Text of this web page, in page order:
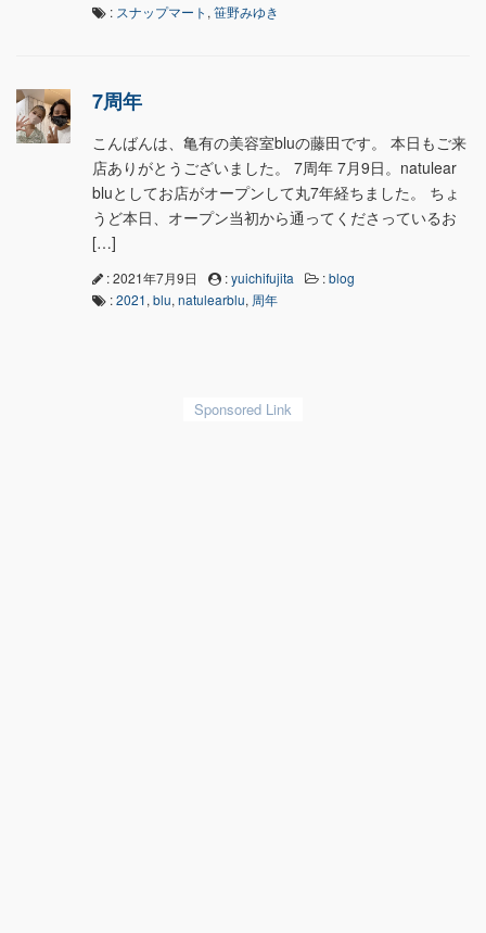
: スナップマート , 笹野みゆき
7周年
こんばんは、亀有の美容室bluの藤田です。 本日もご来
店ありがとうございました。 7周年 7月9日。natulear
bluとしてお店がオープンして丸7年経ちました。 ちょ
うど本日、オープン当初から通ってくださっているお
[…]
: 2021年7月9日 :yuichifujita :blog
:2021, blu, natulearblu, 周年